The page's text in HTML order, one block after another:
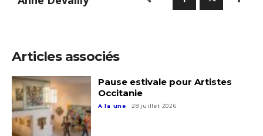
Adresse email*
Articles associés
Pause estivale pour Artistes
Occitanie
A la une 28 juillet 2026